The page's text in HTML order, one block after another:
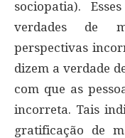
sociopatia).
verdades de
perspectivas
dizem a verdade
com que as
incorreta. Tais
gratificação de